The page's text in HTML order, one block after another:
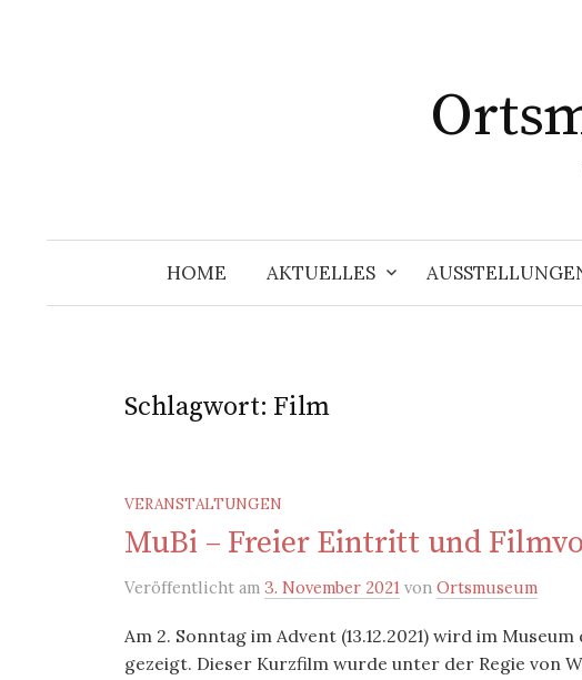
HOME AKTUELLES
Schlagwort: Film
VERANSTALTUNGEN
MuBi – Freier Eintritt und
Veröffentlicht am 3. November 2021 von Ortsmuseum
Am 2. Sonntag im Advent (13.12.2021) wird im
gezeigt. Dieser Kurzfilm wurde unter der Regie von